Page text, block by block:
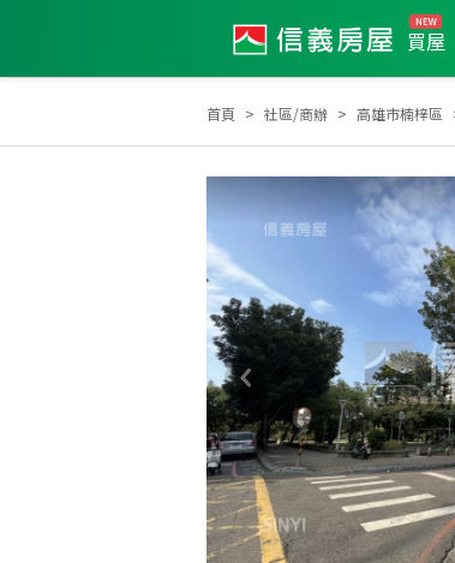
買屋
首頁 社區/商辦 高雄市楠梓區
2019年度服務品質獎 2024年12